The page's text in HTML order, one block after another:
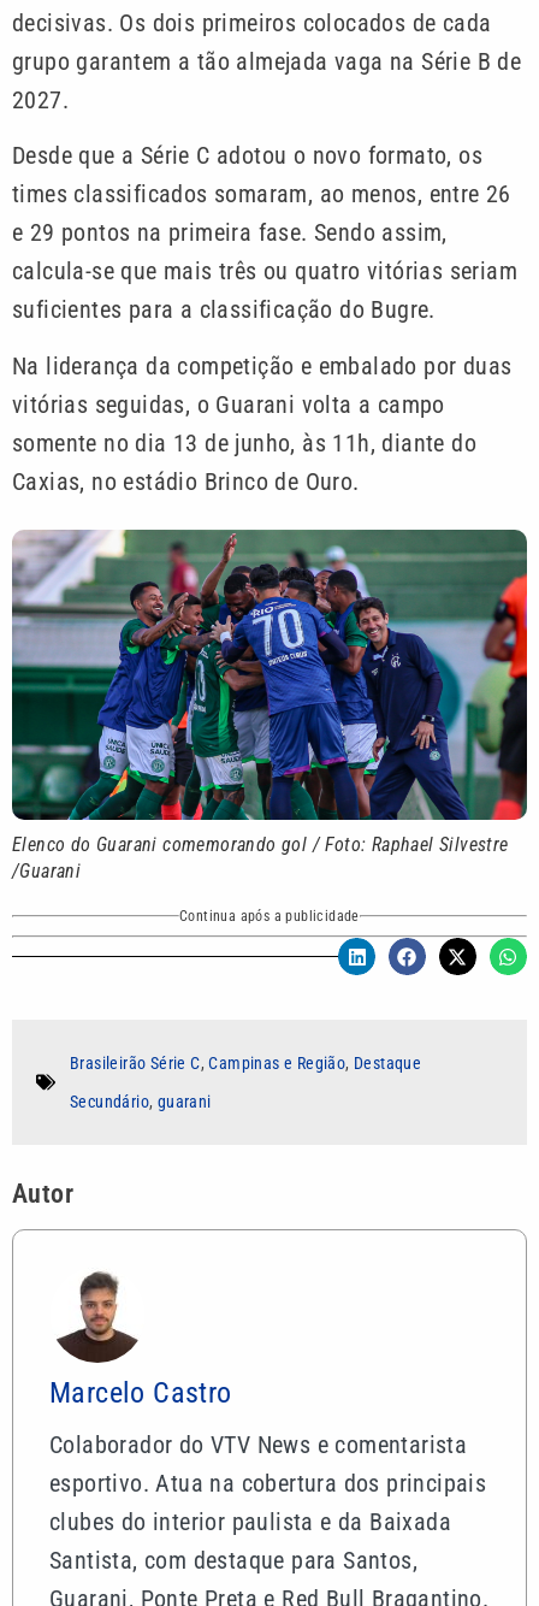
decisivas. Os dois primeiros colocados de cada
grupo garantem a tão almejada vaga na Série B de
2027.
Desde que a Série C adotou o novo formato, os
times classificados somaram, ao menos, entre 26
e 29 pontos na primeira fase. Sendo assim,
calcula-se que mais três ou quatro vitórias seriam
suficientes para a classificação do Bugre.
Na liderança da competição e embalado por duas
vitórias seguidas, o Guarani volta a campo
somente no dia 13 de junho, às 11h, diante do
Caxias, no estádio Brinco de Ouro.
Elenco do Guarani comemorando gol / Foto: Raphael Silvestre
/Guarani
Continua após a publicidade
Brasileirão Série C,Campinas e Região, Destaque
Secundário, guarani
Autor
Marcelo Castro
Colaborador do VTV News e comentarista
esportivo. Atua na cobertura dos principais
clubes do interior paulista e da Baixada
Santista, com destaque para Santos,
Guarani, Ponte Preta e Red Bull Bragantino.